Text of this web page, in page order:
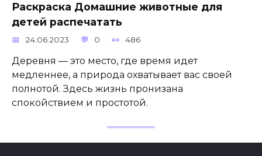
Раскраска Домашние животные для
детей распечатать
24.06.2023 0 486
Деревня — это место, где время идет
медленнее, а природа охватывает вас своей
полнотой. Здесь жизнь пронизана
спокойствием и простотой.